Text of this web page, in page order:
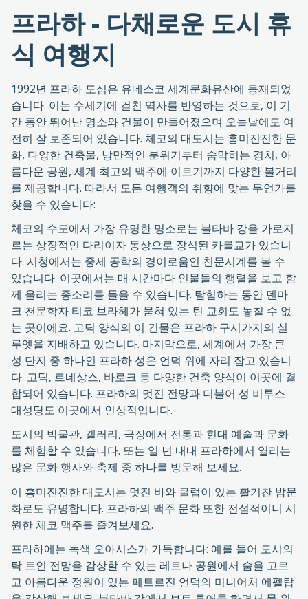
프라하 - 다채로운 도시 휴
식 여행지
1992년 프라하 도심은 유네스코 세계문화유산에 등재되었
습니다. 이는 수세기에 걸친 역사를 반영하는 것으로, 이 기
간 동안 뛰어난 명소와 건물이 만들어졌으며 오늘날에도 여
전히 잘 보존되어 있습니다. 체코의 대도시는 흥미진진한 문
화, 다양한 건축물, 낭만적인 분위기부터 숨막히는 경치, 아
름다운 공원, 세계 최고의 맥주에 이르기까지 다양한 볼거리
를 제공합니다. 따라서 모든 여행객의 취향에 맞는 무언가를
찾을 수 있습니다:
체코의 수도에서 가장 유명한 명소로는 블타바 강을 가로지
르는 상징적인 다리이자 동상으로 장식된 카를교가 있습니
다. 시청에서는 중세 공학의 경이로움인 천문시계를 볼 수
있습니다. 이곳에서는 매 시간마다 인물들의 행렬을 보고 함
께 울리는 종소리를 들을 수 있습니다. 탐험하는 동안 덴마
크 천문학자 티코 브라헤가 묻혀 있는 틴 교회도 놓칠 수 없
는 곳이에요. 고딕 양식의 이 건물은 프라하 구시가지의 실
루엣을 지배하고 있습니다. 마지막으로, 세계에서 가장 큰
성 단지 중 하나인 프라하 성은 언덕 위에 자리 잡고 있습니
다. 고딕, 르네상스, 바로크 등 다양한 건축 양식이 이곳에 결
합되어 있습니다. 프라하의 멋진 전망과 더불어 성 비투스
대성당도 이곳에서 인상적입니다.
도시의 박물관, 갤러리, 극장에서 전통과 현대 예술과 문화
를 체험할 수 있습니다. 또는 일 년 내내 프라하에서 열리는
많은 문화 행사와 축제 중 하나를 방문해 보세요.
이 흥미진진한 대도시는 멋진 바와 클럽이 있는 활기찬 밤문
화로도 유명합니다. 프라하의 맥주 문화 또한 전설적이니 시
원한 체코 맥주를 즐겨보세요.
프라하에는 녹색 오아시스가 가득합니다: 예를 들어 도시의
탁 트인 전망을 감상할 수 있는 레트나 공원에서 숨을 고르
고 아름다운 정원이 있는 페트르진 언덕의 미니어처 에펠탑